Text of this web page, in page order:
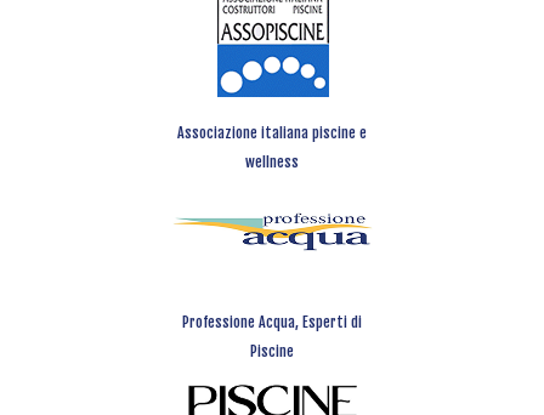
Associazione italiana piscine e
wellness
Professione Acqua, Esperti di
Piscine